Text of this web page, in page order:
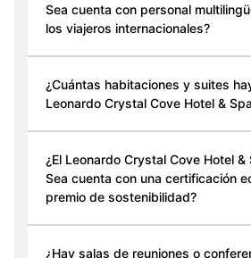
Sea cuenta con personal
los viajeros internacionales?
¿Cuántas habitaciones y suites
Leonardo Crystal Cove Hotel &
¿El Leonardo Crystal Cove Hotel
Sea cuenta con una certificación
premio de sostenibilidad?
¿Hay salas de reuniones o